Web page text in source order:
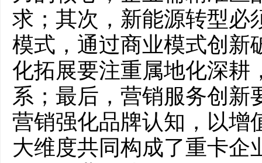
求；其次，新能源转型必
模式，通过商业模式创新
化拓展要注重属地化深耕
系；最后，营销服务创新
营销强化品牌认知，以增
大维度共同构成了重卡企